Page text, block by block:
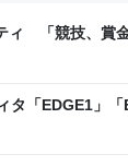
ィ 「競技、賞
クLAB
タ「EDGE1」
- レバテック